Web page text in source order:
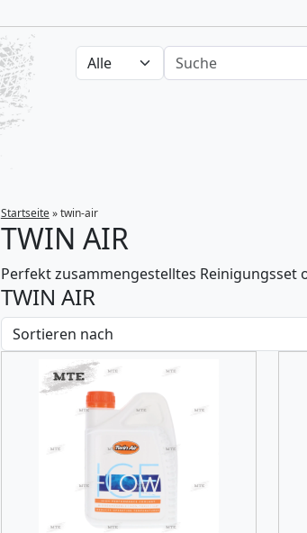
Auswahl Kategorien
Startseite»twin-air
TWIN AIR
Perfekt zusammengestelltes
TWIN AIR